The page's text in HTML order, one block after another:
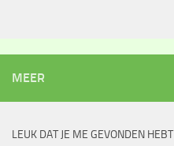
MEER
LEUK DAT JE ME GEVONDEN HEBT